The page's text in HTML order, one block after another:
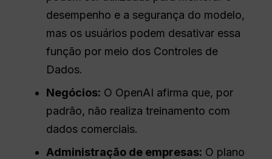
desempenho e a segurança do modelo,
mas os usuários podem desativar essa
função por meio dos Controles de
Dados.
Negócios: O OpenAI afirma que, por
padrão, não realiza treinamento com
dados comerciais.
Administração de empresas: O plano